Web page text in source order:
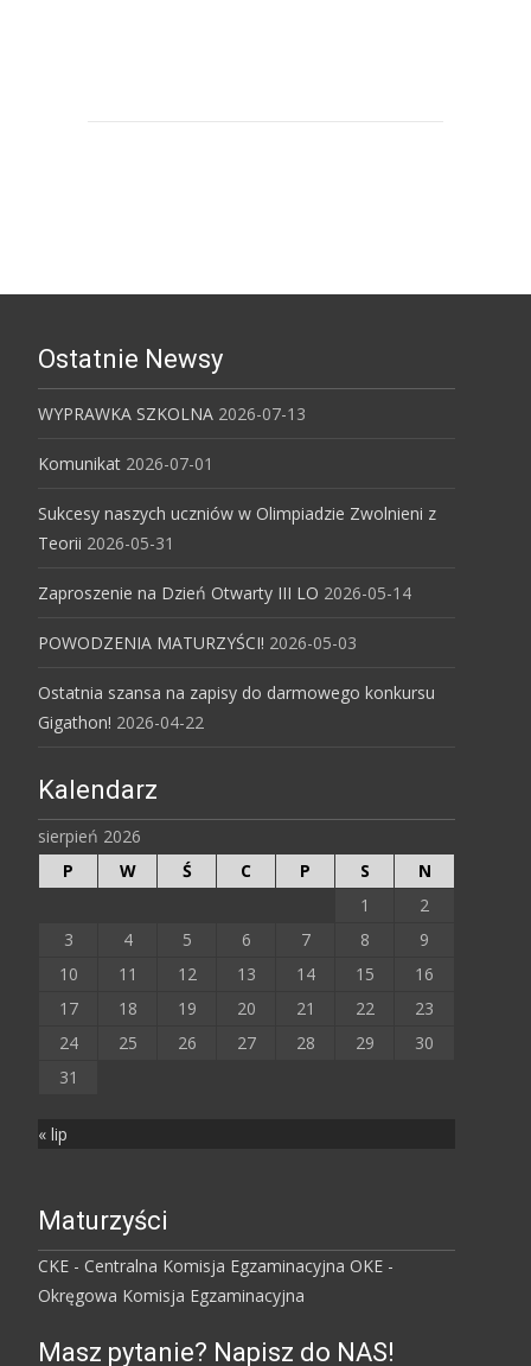
Ostatnie Newsy
WYPRAWKA SZKOLNA 2026-07-13
Komunikat 2026-07-01
Sukcesy naszych uczniów w Olimpiadzie Zwolnieni z
Teorii 2026-05-31
Zaproszenie na Dzień Otwarty III LO 2026-05-14
POWODZENIA MATURZYŚCI! 2026-05-03
Ostatnia szansa na zapisy do darmowego konkursu
Gigathon! 2026-04-22
Kalendarz
sierpień 2026
P
W Ś C P S
N
1
2
3
4 5 6 7 8
9
10
11 12 13 14 15
16
17
18 19 20 21 22
23
24
25 26 27 28 29
30
31
« lip
Maturzyści
CKE - Centralna Komisja Egzaminacyjna OKE -
Okręgowa Komisja Egzaminacyjna
Masz pytanie? Napisz do NAS!